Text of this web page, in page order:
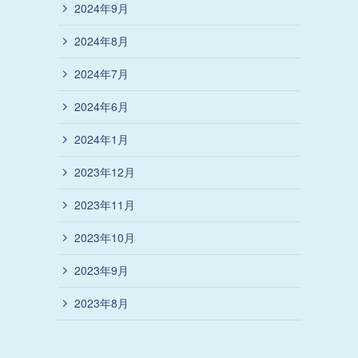
2024年9月
2024年8月
2024年7月
2024年6月
2024年1月
2023年12月
2023年11月
2023年10月
2023年9月
2023年8月